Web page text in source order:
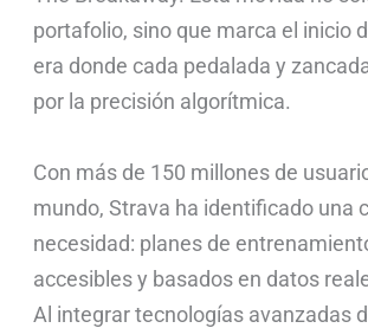
portafolio, sino que marca el inicio
era donde cada pedalada y
por la precisión algorítmica.
Con más de 150 millones de
mundo, Strava ha identificado una
necesidad: planes de
accesibles y basados en datos
Al integrar tecnologías avanzadas